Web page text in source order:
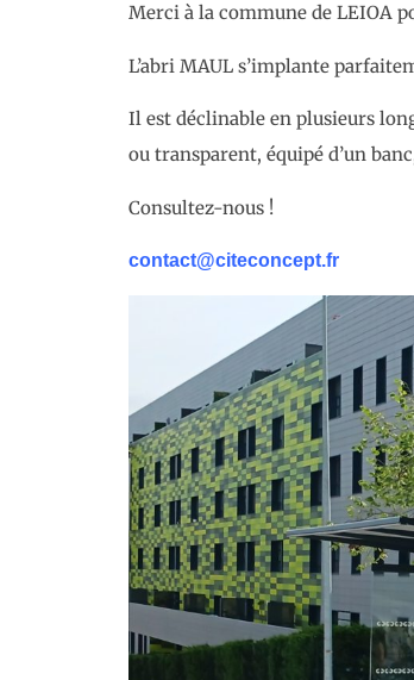
Merci à la commune de LEIOA
L’abri MAUL s’implante
Il est déclinable en plusieurs
ou transparent, équipé d’un
Consultez-nous !
contact@citeconcept.fr